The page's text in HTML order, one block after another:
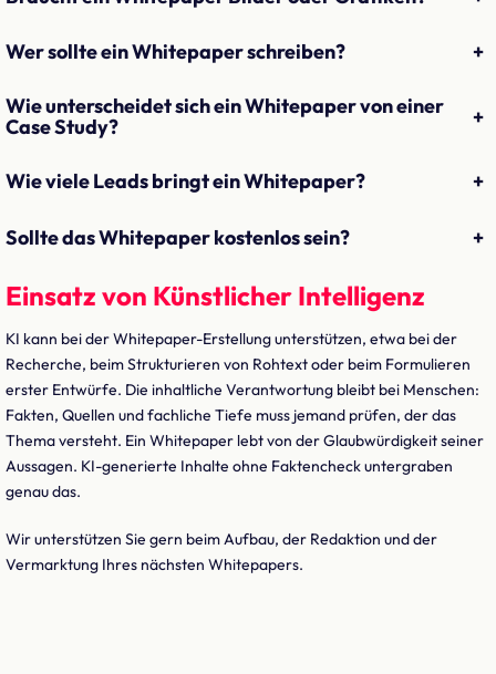
Wer sollte ein Whitepaper schreiben? +
Wie unterscheidet sich ein Whitepaper von einer
Case Study?
+
Wie viele Leads bringt ein Whitepaper? +
Sollte das Whitepaper kostenlos sein? +
Einsatz von Künstlicher Intelligenz
KI kann bei der Whitepaper-Erstellung unterstützen, etwa bei der
Recherche, beim Strukturieren von Rohtext oder beim Formulieren
erster Entwürfe. Die inhaltliche Verantwortung bleibt bei Menschen:
Fakten, Quellen und fachliche Tiefe muss jemand prüfen, der das
Thema versteht. Ein Whitepaper lebt von der Glaubwürdigkeit seiner
Aussagen. KI-generierte Inhalte ohne Faktencheck untergraben
genau das.
Wir unterstützen Sie gern beim Aufbau, der Redaktion und der
Vermarktung Ihres nächsten Whitepapers.